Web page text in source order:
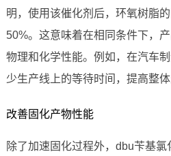
明，使用该催化剂后，环氧树脂
50%。这意味着在相同条件下，
物理和化学性能。例如，在汽车
少生产线上的等待时间，提高整体
改善固化产物性能
除了加速固化过程外，dbu苄基